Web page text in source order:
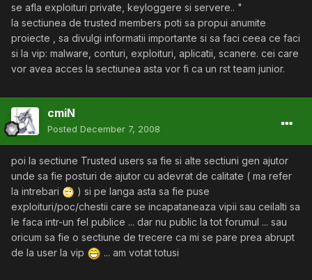
se afla exploituri private, keyloggere si servere.. "
la sectiunea de trusted members poti sa propui anumite
proiecte , sa divulgi informatii importante si sa faci ceea ce faci
si la vip: malware, conturi, exploituri, aplicatii, scanere. cei care
vor avea acces la sectiunea asta vor fi ca un rst team junior.
cmiN
Posted December 7, 2008
poi la sectiune Trusted users sa fie si alte sectiuni gen ajutor
unde sa fie posturi de ajutor cu adevrat de calitate ( ma refer
la intrebari
) si pe langa asta sa fie puse
exploituri/poc/chestii care se incapataneaza vipii sau ceilalti sa
le faca intr-un fel publice ... dar nu public la tot forumul ... sau
oricum sa fie o sectiune de trecere ca mi se pare prea abrupt
de la user la vip
... am votat totusi